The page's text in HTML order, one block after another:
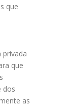
que
privada
que
dos
as